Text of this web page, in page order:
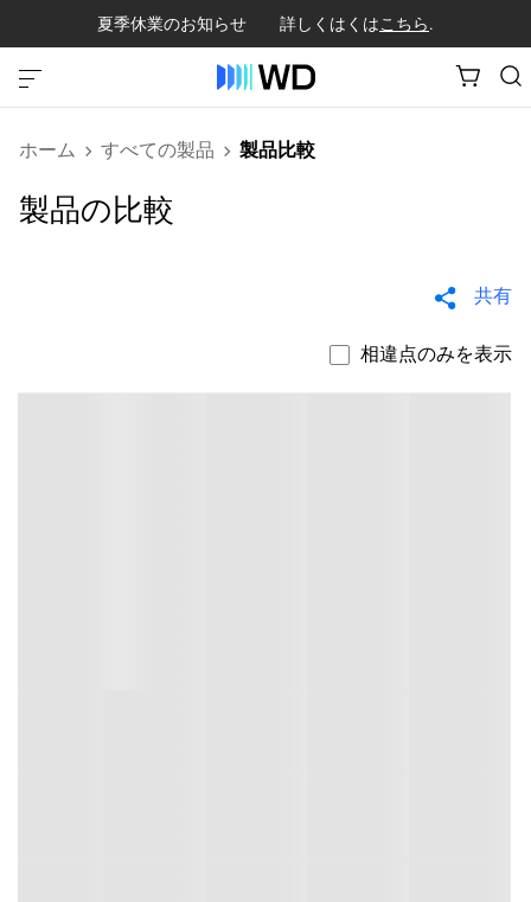
夏季休業のお知らせ 詳しくはくはこちら.
ホーム すべての製品 製品比較
製品の比較
共有
相違点のみを表示